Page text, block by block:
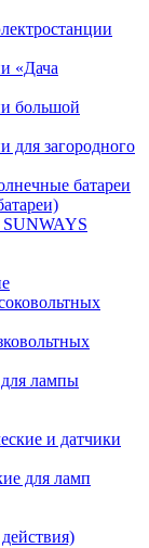
«Дача
большой
для загородного
батареи
SUNWAYS
для лампы
и датчики
для ламп